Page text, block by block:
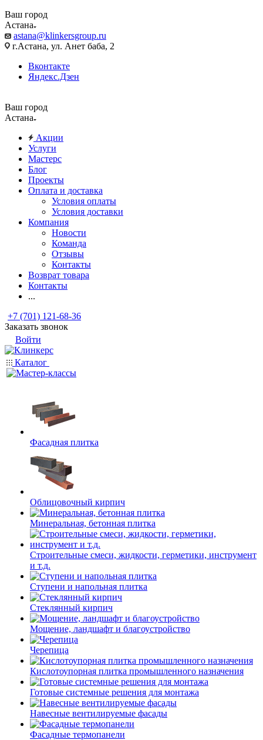
Ваш город
Астана
astana@klinkersgroup.ru
г.Астана, ул. Анет баба, 2
Вконтакте
Яндекс.Дзен
Ваш город
Астана
Акции
Услуги
Мастерс
Блог
Проекты
Оплата и доставка
Условия оплаты
Условия доставки
Компания
Новости
Команда
Отзывы
Контакты
Возврат товара
Контакты
...
+7 (701) 121-68-36
Заказать звонок
Войти
Каталог
Фасадная плитка
Облицовочный кирпич
Минеральная, бетонная плитка
Строительные смеси, жидкости, герметики, инструмент
и т.д.
Ступени и напольная плитка
Cтеклянный кирпич
Мощение, ландшафт и благоустройство
Черепица
Кислотоупорная плитка промышленного назначения
Готовые системные решения для монтажа
Навесные вентилируемые фасады
Фасадные термопанели